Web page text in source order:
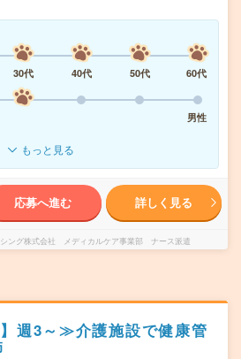
30代 40代 50代
60代
男性
もっと見る
応募へ進む 詳しく見る
シング株式会社 メディカルケア事業部 ナース派遣
】週3～≫介護施設で健康管